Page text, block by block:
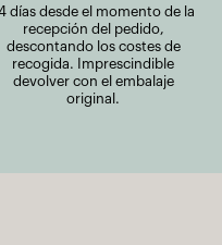
días desde el momento de la
recepción del pedido,
descontando los costes de
recogida. Imprescindible
devolver con el embalaje
original.